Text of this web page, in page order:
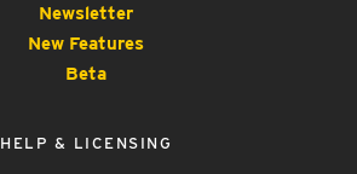
Newsletter
New Features
Beta
HELP & LICENSING